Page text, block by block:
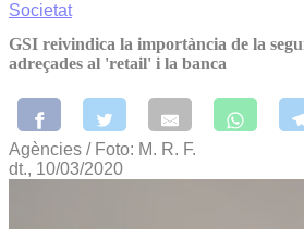
Societat
GSI reivindica la importància de la
adreçades al 'retail' i la banca
Agències / Foto: M. R. F.
dt., 10/03/2020